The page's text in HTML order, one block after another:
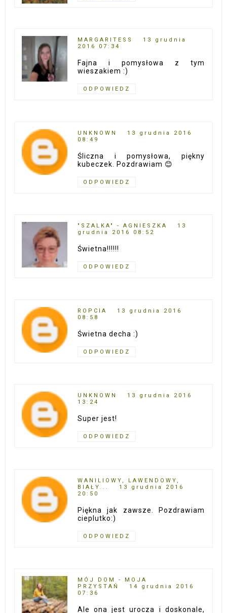
MARGARITESS
13 grudnia
2016 07:34
Fajna i pomysłowa z tym
wieszakiem :)
ODPOWIEDZ
UNKNOWN
13 grudnia 2016
08:49
Śliczna i pomysłowa, piękny
kubeczek. Pozdrawiam 😊
ODPOWIEDZ
"SZALKA" - AGNIESZKA
13
grudnia 2016 08:52
Świetna!!!!!!
ODPOWIEDZ
ROPCIA
13 grudnia 2016
08:58
Świetna decha :)
ODPOWIEDZ
UNKNOWN
13 grudnia 2016
13:24
Super jest!
ODPOWIEDZ
WANILIOWY, LAWENDOWY,
BIAŁY...
13 grudnia 2016
20:50
Piękna jak zawsze. Pozdrawiam
cieplutko:)
ODPOWIEDZ
MÓJ DOM - MOJA
PRZYSTAŃ
14 grudnia 2016
07:36
Ale ona jest urocza i doskonale,